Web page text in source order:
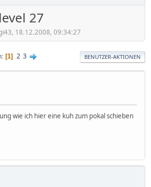
27
18.12.2008, 09:34:27
1 2 3 BENUTZER-AKTIONEN
wie ich hier eine kuh zum pokal schieben